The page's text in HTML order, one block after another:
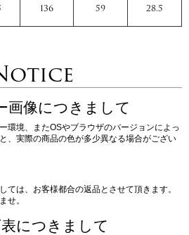
136 59 28.5
画像につきまして
環境、またOSやブラウザのバージョンによっ
、実際の商品の色が多少異なる場合がござい
ては、お客様都合の返品とさせて頂きます。
せ。
につきまして